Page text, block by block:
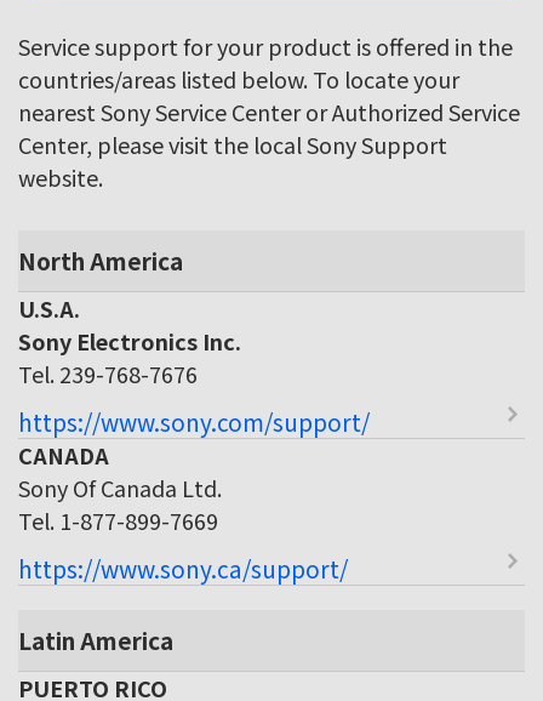
Service support for your product is offered in the
countries/areas listed below. To locate your
nearest Sony Service Center or Authorized Service
Center, please visit the local Sony Support
website.
North America
U.S.A.
Sony Electronics Inc.
Tel. 239-768-7676
https://www.sony.com/support/
CANADA
Sony Of Canada Ltd.
Tel. 1-877-899-7669
https://www.sony.ca/support/
Latin America
PUERTO RICO